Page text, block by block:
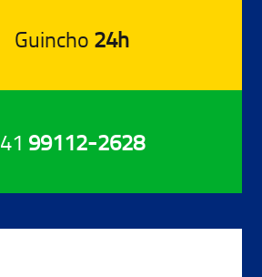
Guincho 24h
41 99112-2628